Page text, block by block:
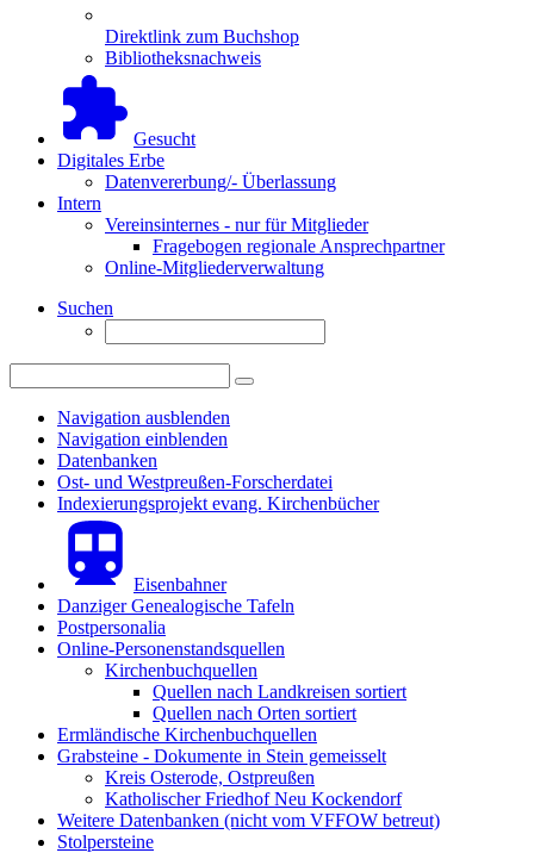
Direktlink zum Buchshop
Bibliotheksnachweis
Gesucht
Digitales Erbe
Datenvererbung/- Überlassung
Intern
Vereinsinternes - nur für Mitglieder
Fragebogen regionale Ansprechpartner
Online-Mitgliederverwaltung
Suchen
Navigation ausblenden
Navigation einblenden
Datenbanken
Ost- und Westpreußen-Forscherdatei
Indexierungsprojekt evang. Kirchenbücher
Eisenbahner
Danziger Genealogische Tafeln
Postpersonalia
Online-Personenstandsquellen
Kirchenbuchquellen
Quellen nach Landkreisen sortiert
Quellen nach Orten sortiert
Ermländische Kirchenbuchquellen
Grabsteine - Dokumente in Stein gemeisselt
Kreis Osterode, Ostpreußen
Katholischer Friedhof Neu Kockendorf
Weitere Datenbanken (nicht vom VFFOW betreut)
Stolpersteine